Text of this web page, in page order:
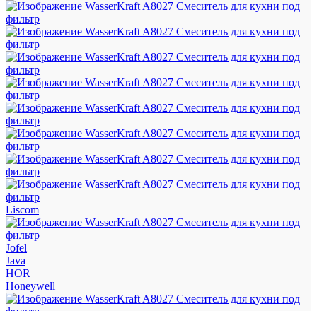
Liscom
Jofel
Java
HOR
Honeywell